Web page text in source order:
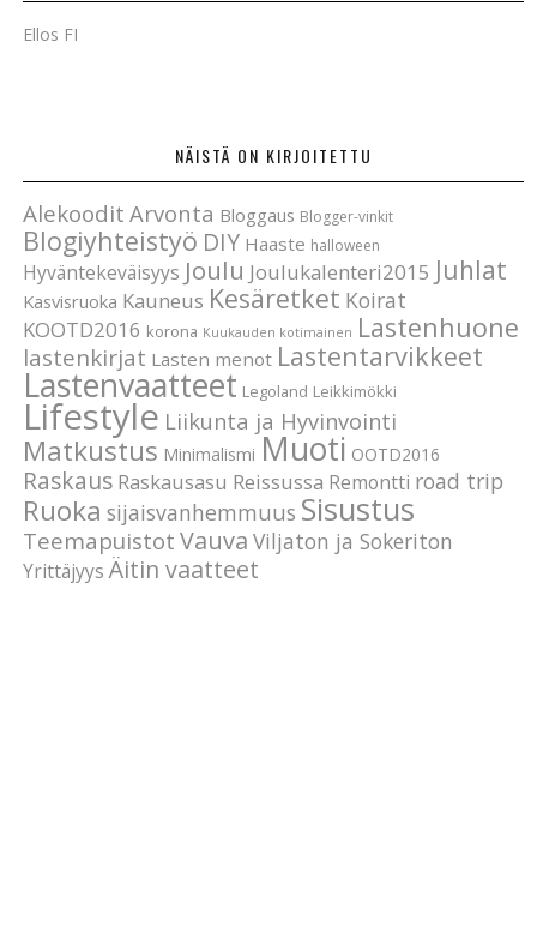
Ellos FI
NÄISTÄ ON KIRJOITETTU
Alekoodit Arvonta Bloggaus Blogger-vinkit
Blogiyhteistyö DIY Haaste halloween
Hyväntekeväisyys Joulu Joulukalenteri2015 Juhlat
Kasvisruoka Kauneus Kesäretket Koirat
KOOTD2016 korona Kuukauden kotimainen Lastenhuone
lastenkirjat Lasten menot Lastentarvikkeet
Lastenvaatteet Legoland Leikkimökki
Lifestyle Liikunta ja Hyvinvointi
Matkustus Minimalismi Muoti OOTD2016
Raskaus Raskausasu Reissussa Remontti road trip
Ruoka sijaisvanhemmuus Sisustus
Teemapuistot Vauva Viljaton ja Sokeriton
Yrittäjyys Äitin vaatteet